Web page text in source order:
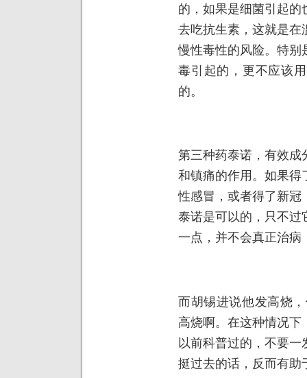
的，如果是细菌引起
去吃抗生素，这就是在
慢性毒性的风险。特别
毒引起的，更不应该
的。
第三种药泰诺，有效成
和镇痛的作用。如果得
性感冒，或者得了新冠
泰诺是可以的，只不过
一点，并不会真正治病
而胡锡进说他发高烧
高烧啊。在这种情况
以前科普过的，不要
挺过去的话，反而有助